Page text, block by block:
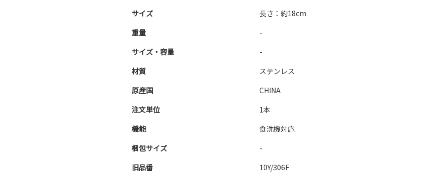
サイズ
長さ：約18cm
重量
-
サイズ・容量
-
材質
ステンレス
原産国
CHINA
注文単位
1本
機能
食洗機対応
梱包サイズ
-
旧品番
10Y/306F